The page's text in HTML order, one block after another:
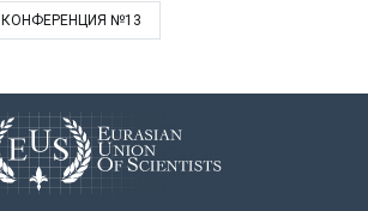
КОНФЕРЕНЦИЯ №13